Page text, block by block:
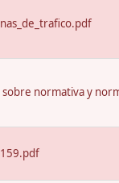
sobre normativa y